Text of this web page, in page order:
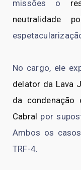
missões o
neutralidade
No cargo, ele
delator da Lava
da condenação
Cabral por
Ambos os
TRF-4.